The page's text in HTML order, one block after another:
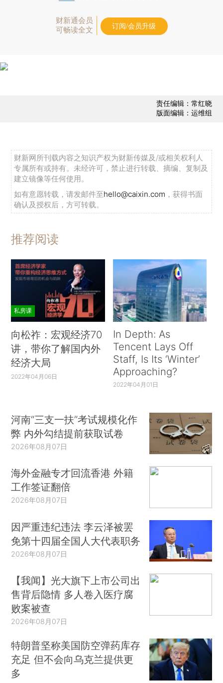
财新通会员
可畅读全文
订阅/会员升级
责任编辑：常红晓
版面编辑：运维组
财新网所刊载内容之知识产权为财新传媒及/或相关权利人
专属所有或持有。未经许可，禁止进行转载、摘编、复制及
建立镜像等任何使用。
如有意愿转载，请发邮件至hello@caixin.com ，获得书面
确认及授权后，方可转载。
推荐阅读
私房课
向松祚：宏观经济70
讲，带你了解国内外
经济大局
2022年04月06日
In Depth: As
Tencent Lays Off
Staff, Is Its ‘Winter’
Approaching?
2022年04月01日
河南“三支一扶”考试规模化作
弊 内外勾结提前获取试卷
2026年08月07日
海外金融专才回流香港 外籍
工作签证翻倍
2026年08月07日
因严重违纪违法 李云泽被罢
免第十四届全国人大代表职务
2026年08月07日
【我闻】光大旗下上市公司出
售背后隐情 多人卷入医疗腐
败案被查
2026年08月07日
特朗普坚称美国防空弹药库存
充足 但不会向乌克兰提供更
多